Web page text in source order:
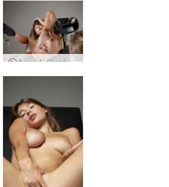
Anna L Gynécologie Photographie